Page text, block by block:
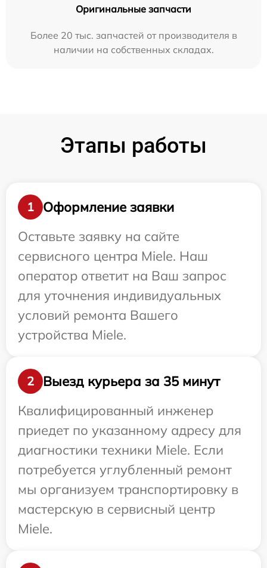
Оригинальные запчасти
Более 20 тыс. запчастей от производителя в
наличии на собственных складах.
Этапы работы
1
Оформление заявки
Оставьте заявку на сайте
сервисного центра Miele. Наш
оператор ответит на Ваш запрос
для уточнения индивидуальных
условий ремонта Вашего
устройства Miele.
2
Выезд курьера за 35 минут
Квалифицированный инженер
приедет по указанному адресу для
диагностики техники Miele. Если
потребуется углубленный ремонт
мы организуем транспортировку в
мастерскую в сервисный центр
Miele.